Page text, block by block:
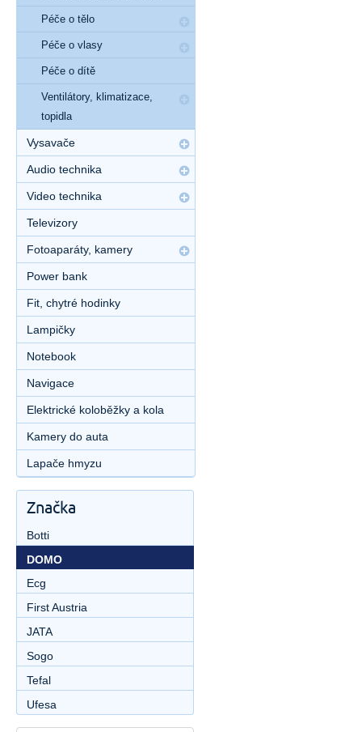
Péče o tělo
Péče o vlasy
Péče o dítě
Ventilátory, klimatizace,
topidla
Vysavače
Audio technika
Video technika
Televizory
Fotoaparáty, kamery
Power bank
Fit, chytré hodinky
Lampičky
Notebook
Navigace
Elektrické koloběžky a kola
Kamery do auta
Lapače hmyzu
Značka
Botti
DOMO
Ecg
First Austria
JATA
Sogo
Tefal
Ufesa